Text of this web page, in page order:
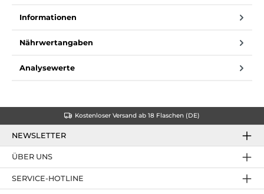
Informationen
Nährwertangaben
Analysewerte
Kostenloser Versand ab 18 Flaschen (DE)
NEWSLETTER
SERVICE-HOTLINE
ÜBER UNS